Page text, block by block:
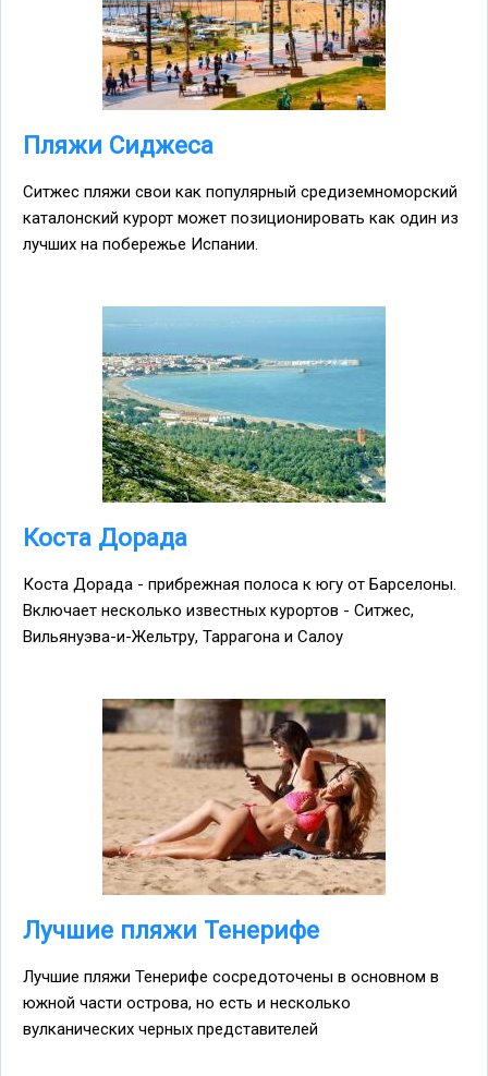
Пляжи Сиджеса
Ситжес пляжи свои как популярный средиземноморский
каталонский курорт может позиционировать как один из
лучших на побережье Испании.
Коста Дорада
Коста Дорада - прибрежная полоса к югу от Барселоны.
Включает несколько известных курортов - Ситжес,
Вильянуэва-и-Жельтру, Таррагона и Салоу
Лучшие пляжи Тенерифе
Лучшие пляжи Тенерифе сосредоточены в основном в
южной части острова, но есть и несколько
вулканических черных представителей